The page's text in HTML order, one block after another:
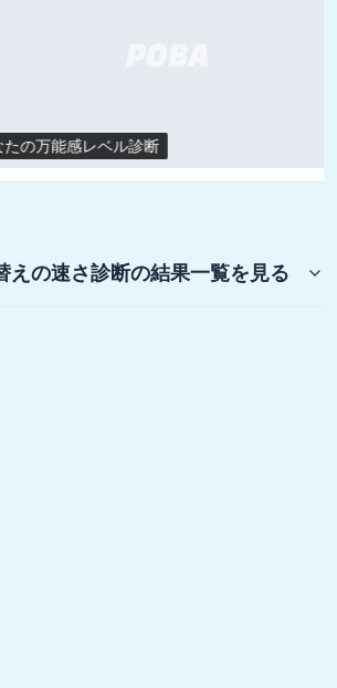
レベル診断
えの速さ診断の結果一覧を見る